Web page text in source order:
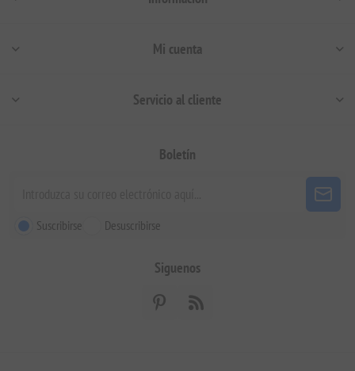
Mi cuenta
Servicio al cliente
Boletín
Suscribirse Desuscribirse
Siguenos